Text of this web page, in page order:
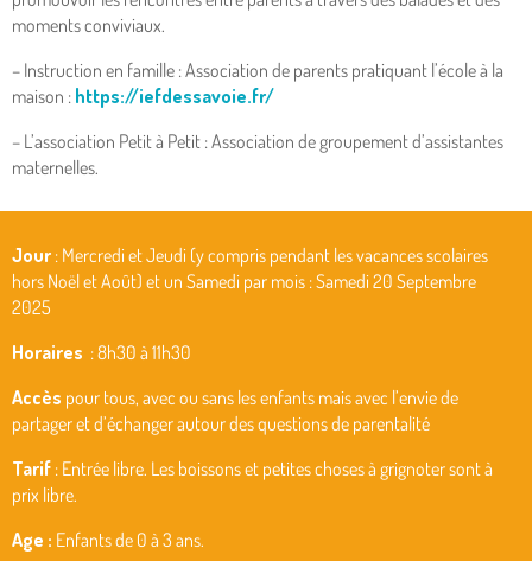
moments conviviaux.
– Instruction en famille : Association de parents pratiquant l’école à la
maison : https://iefdessavoie.fr/
– L’association Petit à Petit : Association de groupement d’assistantes
maternelles.
Jour : Mercredi et Jeudi (y compris pendant les vacances scolaires
hors Noël et Août) et un Samedi par mois : Samedi 20 Septembre
2025
Horaires : 8h30 à 11h30
Accès pour tous, avec ou sans les enfants mais avec l’envie de
partager et d’échanger autour des questions de parentalité
Tarif : Entrée libre. Les boissons et petites choses à grignoter sont à
prix libre.
Age : Enfants de 0 à 3 ans.